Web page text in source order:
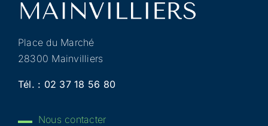
Place du Marché
28300 Mainvilliers
Tél. : 02 37 18 56 80
Nous contacter